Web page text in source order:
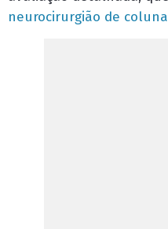
neurocirurgião de coluna